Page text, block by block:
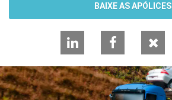
BAIXE AS APÓLICES
LinkedInFacebook